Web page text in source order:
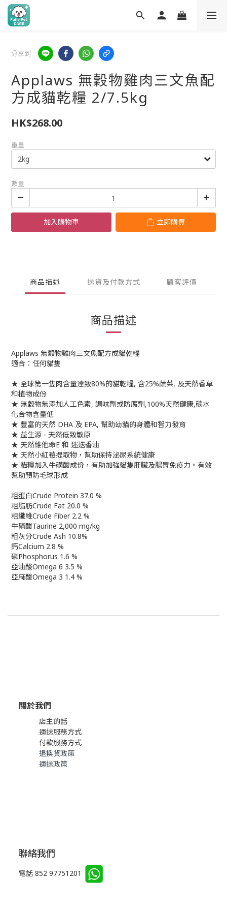
分享到
Applaws 無穀物雞肉三文魚配
方成貓乾糧 2/7.5kg
HK$268.00
重量
數量
加入購物車 立即購買
商品描述 送貨及付款方式 顧客評價
商品描述
Applaws 無穀物雞肉三文魚配方成貓乾糧
適合：任何貓隻
★ 全球第一隻肉含量逹致80%的貓乾糧, 含25%蔬菜, 及天然香草
和植物成份
★ 無穀物無添加人工色素, 調味劑或防腐劑,100%天然健康,碳水
化合物含量低
★ 豐富的天然 DHA 及 EPA, 幫助幼貓的身體和智力發育
★ 益生源 - 天然低致敏原
★ 天然維他命E 和 迷迭香油
★ 天然小紅莓提取物，幫助保持泌尿系統健康
★ 貓糧加入牛磺酸成份，有助加強貓隻肝臟及腸胃免疫力。有效
幫助預防毛球形成
粗蛋白Crude Protein 37.0 %
粗脂肪Crude Fat 20.0 %
粗纖維Crude Fiber 2.2 %
牛磺酸Taurine 2,000 mg/kg
粗灰分Crude Ash 10.8%
鈣Calcium 2.8 %
磷Phosphorus 1.6 %
亞油酸Omega 6 3.5 %
亞麻酸Omega 3 1.4 %
關於我們
店主的話
運送服務方式
付款服務方式
退換貨政策
運送政策
聯絡我們
電話 852 97751201